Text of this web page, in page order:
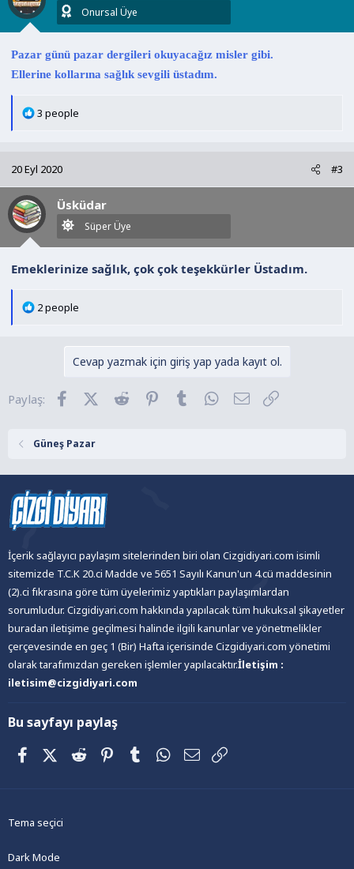
r
Onursal Üye
Pazar günü pazar dergileri okuyacağız misler gibi.
Ellerine kollarına sağlık sevgili üstadım.
T
i
l
e
r
3 people
20 Eyl 2020 #3
Üsküdar
Süper Üye
Emeklerinize sağlık, çok çok teşekkürler Üstadım.
T
e
2 people
Cevap yazmak için giriş yap yada kayıt ol.
Paylaş: FacebookX (Twitter)
Reddit Pinterest
Tumblr WhatsApp
E-posta
Güneş Pazar
İçerik sağlayıcı paylaşım sitelerinden biri olan Cizgidiyari.com isimli
sitemizde T.C.K 20.ci Madde ve 5651 Sayılı Kanun'un 4.cü maddesinin
(2).ci fıkrasına göre tüm üyelerimiz yaptıkları paylaşımlardan
sorumludur. Cizgidiyari.com hakkında yapılacak tüm hukuksal şikayetler
buradan iletişime geçilmesi halinde ilgili kanunlar ve yönetmelikler
çerçevesinde en geç 1 (Bir) Hafta içerisinde Cizgidiyari.com yönetimi
olarak tarafımızdan gereken işlemler yapılacaktır.İletişim :
iletisim@cizgidiyari.com
Bu sayfayı paylaş
FacebookX (Twitter)
Reddit PinterestTumblrWhatsApp
E-posta
Tema seçici
Dark Mode